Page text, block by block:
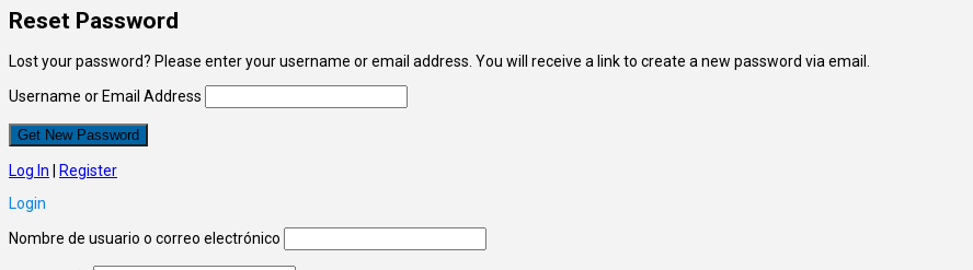
Reset Password
Lost your password? Please enter your username or email address. You will receive a link to create a new password via email.
Username or Email Address
Log In
Register
Login
Nombre de usuario o correo electrónico